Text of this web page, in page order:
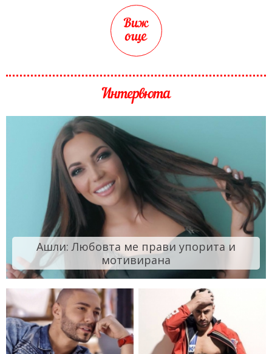
Виж
още
Интервюта
Ашли: Любовта ме прави упорита и
мотивирана